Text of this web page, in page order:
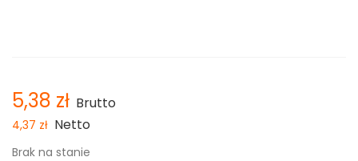
5,38 zł Brutto
4,37 zł Netto
Brak na stanie